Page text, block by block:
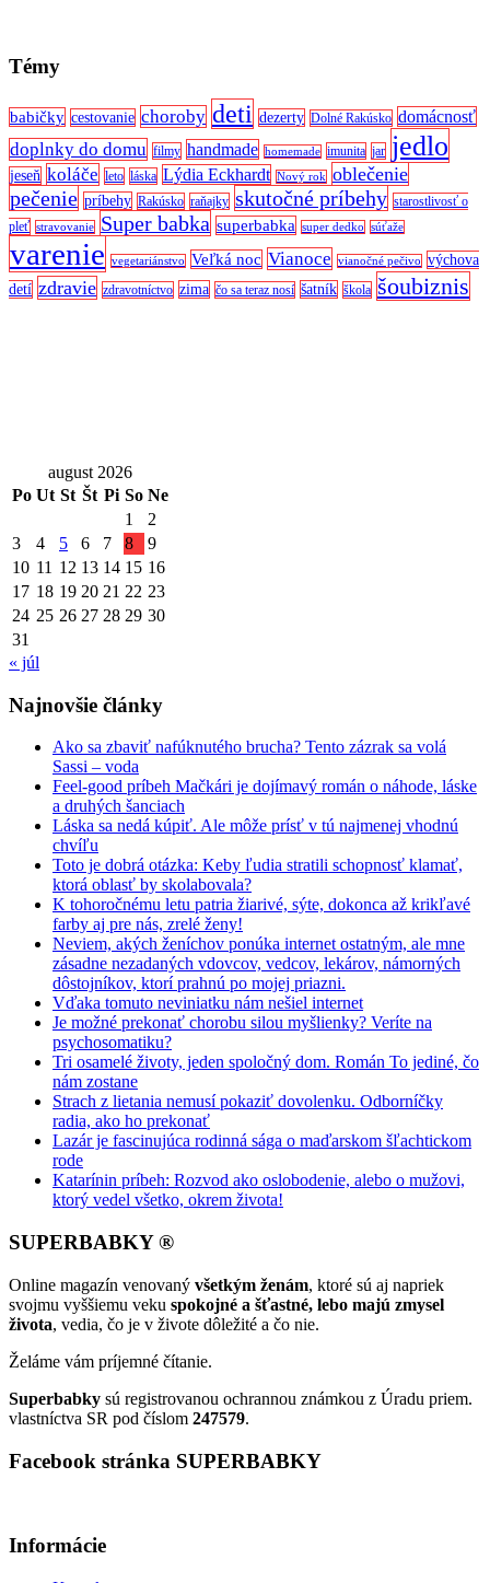
Témy
babičky cestovanie choroby deti dezerty Dolné Rakúsko domácnosť
doplnky do domu filmy handmade homemade imunita jar jedlo
jeseň koláče leto láska Lýdia Eckhardt Nový rok oblečenie
pečenie príbehy Rakúsko raňajky skutočné príbehy starostlivosť o
pleť stravovanie Super babka superbabka super dedko súťaže
varenie vegetariánstvo Veľká noc Vianoce vianočné pečivo
výchova
detí zdravie zdravotníctvo zima čo sa teraz nosí šatník škola šoubiznis
august 2026
Po Ut St Št Pi So Ne
1
2
3
4 5 6 7 8
9
10 11 12 13 14 15 16
17 18 19 20 21 22 23
24 25 26 27 28 29 30
31
« júl
Najnovšie články
Ako sa zbaviť nafúknutého brucha? Tento zázrak sa volá
Sassi – voda
Feel-good príbeh Mačkári je dojímavý román o náhode, láske
a druhých šanciach
Láska sa nedá kúpiť. Ale môže prísť v tú najmenej vhodnú
chvíľu
Toto je dobrá otázka: Keby ľudia stratili schopnosť klamať,
ktorá oblasť by skolabovala?
K tohoročnému letu patria žiarivé, sýte, dokonca až krikľavé
farby aj pre nás, zrelé ženy!
Neviem, akých ženíchov ponúka internet ostatným, ale mne
zásadne nezadaných vdovcov, vedcov, lekárov, námorných
dôstojníkov, ktorí prahnú po mojej priazni.
Vďaka tomuto neviniatku nám nešiel internet
Je možné prekonať chorobu silou myšlienky? Veríte na
psychosomatiku?
Tri osamelé životy, jeden spoločný dom. Román To jediné, čo
nám zostane
Strach z lietania nemusí pokaziť dovolenku. Odborníčky
radia, ako ho prekonať
Lazár je fascinujúca rodinná sága o maďarskom šľachtickom
rode
Katarínin príbeh: Rozvod ako oslobodenie, alebo o mužovi,
ktorý vedel všetko, okrem života!
SUPERBABKY ®
Online magazín venovaný všetkým ženám, ktoré sú aj napriek
svojmu vyššiemu veku spokojné a šťastné, lebo majú zmysel
života, vedia, čo je v živote dôležité a čo nie.
Želáme vám príjemné čítanie.
Superbabky sú registrovanou ochrannou známkou z Úradu priem.
vlastníctva SR pod číslom 247579.
Facebook stránka SUPERBABKY
Informácie